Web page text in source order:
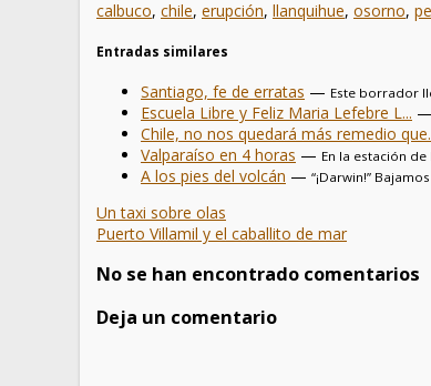
calbuco, chile, erupción, llanquihue, osorno,
Entradas similares
Santiago, fe de erratas — Este borrador
Escuela Libre y Feliz Maria Lefebre L... —
Chile, no nos quedará más remedio
Valparaíso en 4 horas — En la estación
A los pies del volcán — “¡Darwin!”
Un taxi sobre olas
Puerto Villamil y el caballito de mar
No se han encontrado comentarios
Deja un comentario